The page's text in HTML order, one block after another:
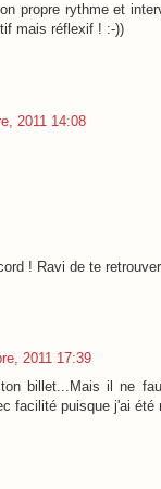
propre rythme et
mais réflexif ! :-))
2011 14:08
! Ravi de te
2011 17:39
billet...Mais il ne
facilité puisque j'ai été